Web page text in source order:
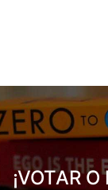
¡VOTAR